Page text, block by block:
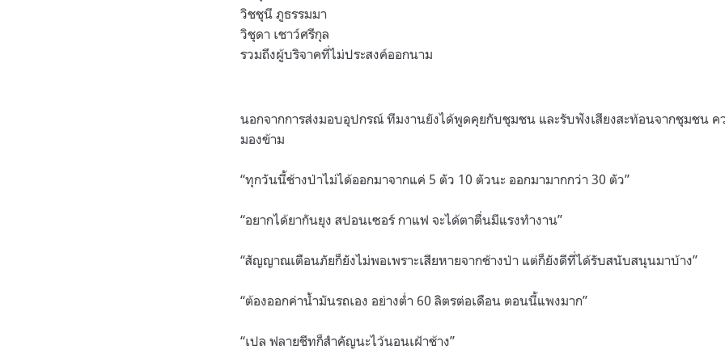
วิชชุนี ภูธรรมมา
วิชุดา เชาว์ศรีกุล
รวมถึงผู้บริจาคที่ไม่ประสงค์ออกนาม
นอกจากการส่งมอบอุปกรณ์ ทีมงานยังได้พูดคุยกับชุมชน และรับฟังเสียงสะท้อนจากชุมชน ค
มองข้าม
“ทุกวันนี้ช้างป่าไม่ได้ออกมาจากแค่ 5 ตัว 10 ตัวนะ ออกมามากกว่า 30 ตัว”
“อยากได้ยากันยุง สปอนเซอร์ กาแฟ จะได้ตาตื่นมีแรงทำงาน”
“สัญญาณเตือนภัยก็ยังไม่พอเพราะเสียหายจากช้างป่า แต่ก็ยังดีที่ได้รับสนับสนุนมาบ้าง”
“ต้องออกค่าน้ำมันรถเอง อย่างต่ำ 60 ลิตรต่อเดือน ตอนนี้แพงมาก”
“เปล ฟลายชีทก็สำคัญนะไว้นอนเฝ้าช้าง”